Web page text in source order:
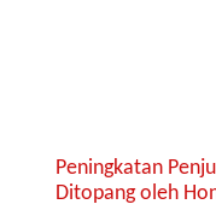
Peningkatan
Ditopang oleh